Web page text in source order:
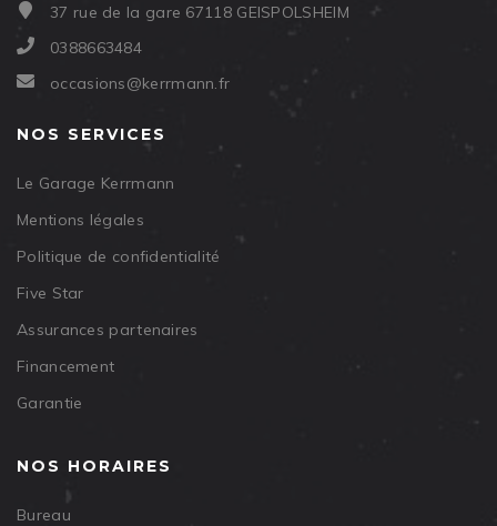
37 rue de la gare 67118 GEISPOLSHEIM
0388663484
occasions@kerrmann.fr
NOS SERVICES
Le Garage Kerrmann
Mentions légales
Politique de confidentialité
Five Star
Assurances partenaires
Financement
Garantie
NOS HORAIRES
Bureau